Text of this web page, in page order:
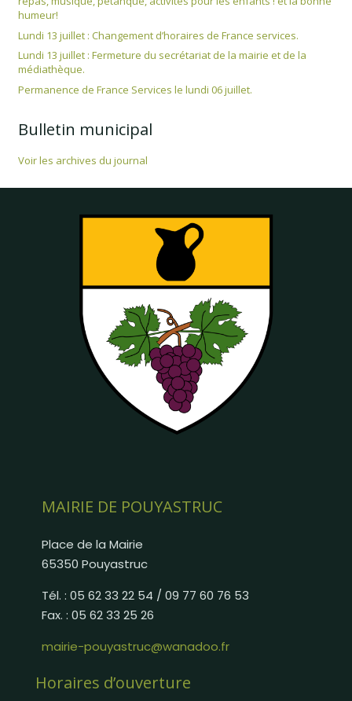
humeur!
Lundi 13 juillet : Changement d’horaires de France services.
Lundi 13 juillet : Fermeture du secrétariat de la mairie et de la
médiathèque.
Permanence de France Services le lundi 06 juillet.
Bulletin municipal
Voir les archives du journal
MAIRIE DE POUYASTRUC
Place de la Mairie
65350 Pouyastruc
Tél. : 05 62 33 22 54 / 09 77 60 76 53
Fax. : 05 62 33 25 26
mairie-pouyastruc@wanadoo.fr
Horaires d’ouverture